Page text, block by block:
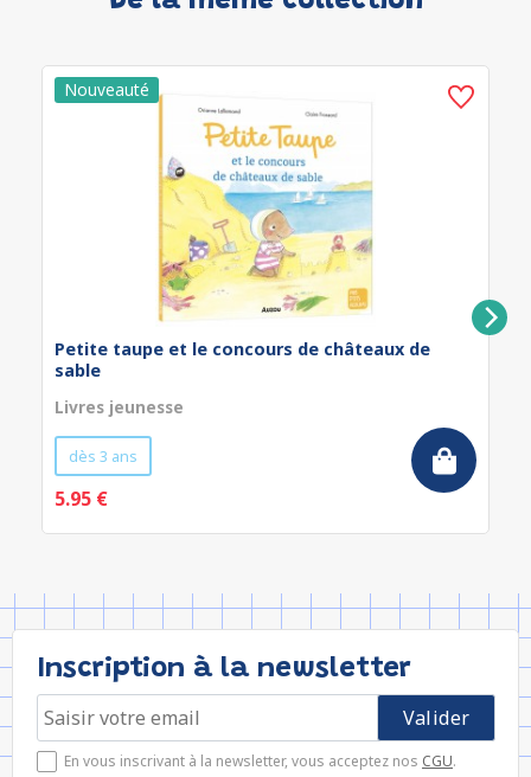
Petite taupe et le concours de châteaux de
sable
Livres jeunesse
dès 3 ans
5.95 €
Inscription à la newsletter
En vous inscrivant à la newsletter, vous acceptez nos CGU.